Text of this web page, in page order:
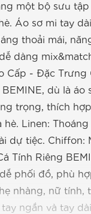
một bộ sưu
Áo sơ mi tay
thoải mái,
dàng
Cấp - Đặc Trưng
dù là áo
trọng, thích
Linen:
dự tiệc. Chiffon:
Tính Riêng
phối đồ, phù
nhàng, nữ tính,
ngắn và tay